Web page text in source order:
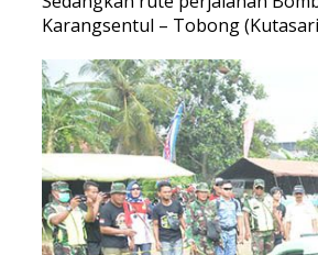
Karangsentul – Tobong